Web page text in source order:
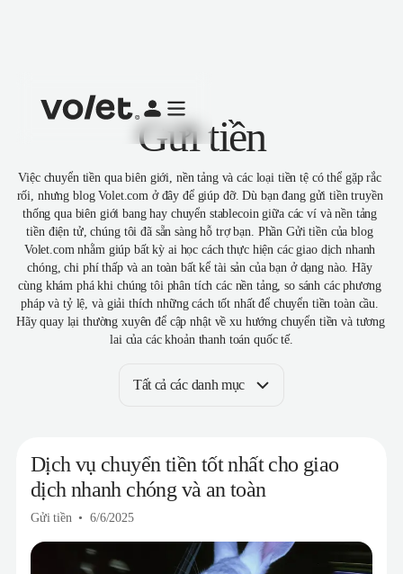
Tất cả các danh mục
Gửi tiền
Việc chuyển tiền qua biên giới, nền tảng và các loại tiền tệ có thể gặp rắc
rối, nhưng blog Volet.com ở đây để giúp đỡ. Dù bạn đang gửi tiền truyền
thống qua biên giới bang hay chuyển stablecoin giữa các ví và nền tảng
tiền điện tử, chúng tôi đã sẵn sàng hỗ trợ bạn. Phần Gửi tiền của blog
Volet.com nhằm giúp bất kỳ ai học cách thực hiện các giao dịch nhanh
chóng, chi phí thấp và an toàn bất kể tài sản của bạn ở dạng nào. Hãy
cùng khám phá khi chúng tôi phân tích các nền tảng, so sánh các phương
pháp và tỷ lệ, và giải thích những cách tốt nhất để chuyển tiền toàn cầu.
Hãy quay lại thường xuyên để cập nhật về xu hướng chuyển tiền và tương
lai của các khoản thanh toán quốc tế.
Dịch vụ chuyển tiền tốt nhất cho giao
dịch nhanh chóng và an toàn
Gửi tiền 6/6/2025